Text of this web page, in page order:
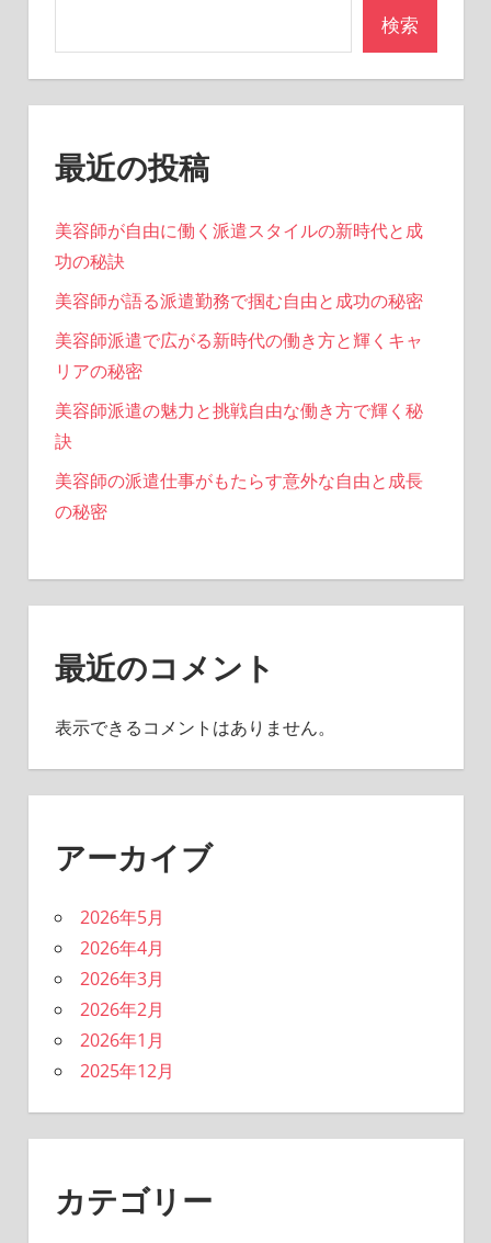
ー
ジ
り
検索
最近の投稿
美容師が自由に働く派遣スタイルの新時代と成
功の秘訣
美容師が語る派遣勤務で掴む自由と成功の秘密
美容師派遣で広がる新時代の働き方と輝くキャ
リアの秘密
美容師派遣の魅力と挑戦自由な働き方で輝く秘
訣
美容師の派遣仕事がもたらす意外な自由と成長
の秘密
最近のコメント
表示できるコメントはありません。
アーカイブ
2026年5月
2026年4月
2026年3月
2026年2月
2026年1月
2025年12月
カテゴリー